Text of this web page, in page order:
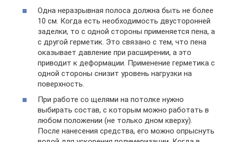
Одна неразрывная полоса должна быть не более
10 см. Когда есть необходимость двусторонней
заделки, то с одной стороны применяется пена, а
с другой герметик. Это связано с тем, что пена
оказывает давление при расширении, а это
приводит к деформации. Применение герметика с
одной стороны снизит уровень нагрузки на
поверхность.
При работе со щелями на потолке нужно
выбирать состав, с которым можно работать в
любом положении (не только дном кверху).
После нанесения средства, его можно опрыснуть